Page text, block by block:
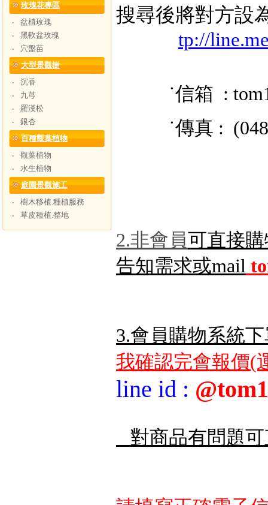
玫瑰花專區
‧
盆植玫瑰
‧
黑軟盆玫瑰
‧
穴盤苗
大型景觀樹
‧
沉香
‧
九芎
‧
羅漢松
‧
銀杏
百種觀葉植物
‧
觀葉植物
‧
水生植物
庭園景觀施工
‧
樹木移植.種植服務
‧
草皮種植.整地
搜尋後將對方設
tp://
˙信箱 :
˙傳真 :
2.非會員可直接
告知需求或mail
3.會員購物系統
我確認完會報價(
line id :
對商品有問題